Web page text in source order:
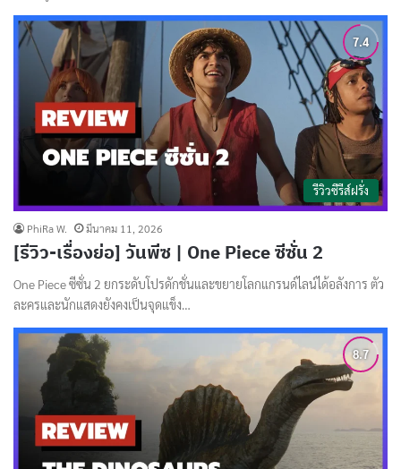
รีวิวซีรีส์ฝรั่ง
PhiRa W. มีนาคม 11, 2026
[รีวิว-เรื่องย่อ] วันพีซ | One Piece ซีซั่น 2
One Piece ซีซั่น 2 ยกระดับโปรดักชั่นและขยายโลกแกรนด์ไลน์ได้อลังการ ตัว
ละครและนักแสดงยังคงเป็นจุดแข็ง…